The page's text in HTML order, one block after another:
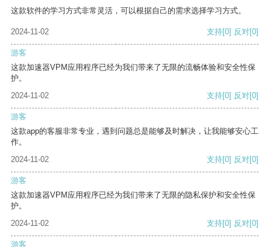
这款软件的学习方式非常灵活，可以根据自己的需求选择学习方式。
2024-11-02 支持[0] 反对[0]
游客
这款加速器VPM应用程序已经为我们带来了无限的流畅体验和安全性保
护。
2024-11-02
支持[0] 反对[0]
游客
这款app的客服非常专业，遇到问题总是能够及时解决，让我能够安心工
作。
2024-11-02
支持[0] 反对[0]
游客
这款加速器VPM应用程序已经为我们带来了无限的隐私保护和安全性保
护。
2024-11-02
支持[0] 反对[0]
游客